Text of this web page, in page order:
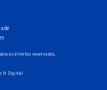
os direitos reservados.
It Digital